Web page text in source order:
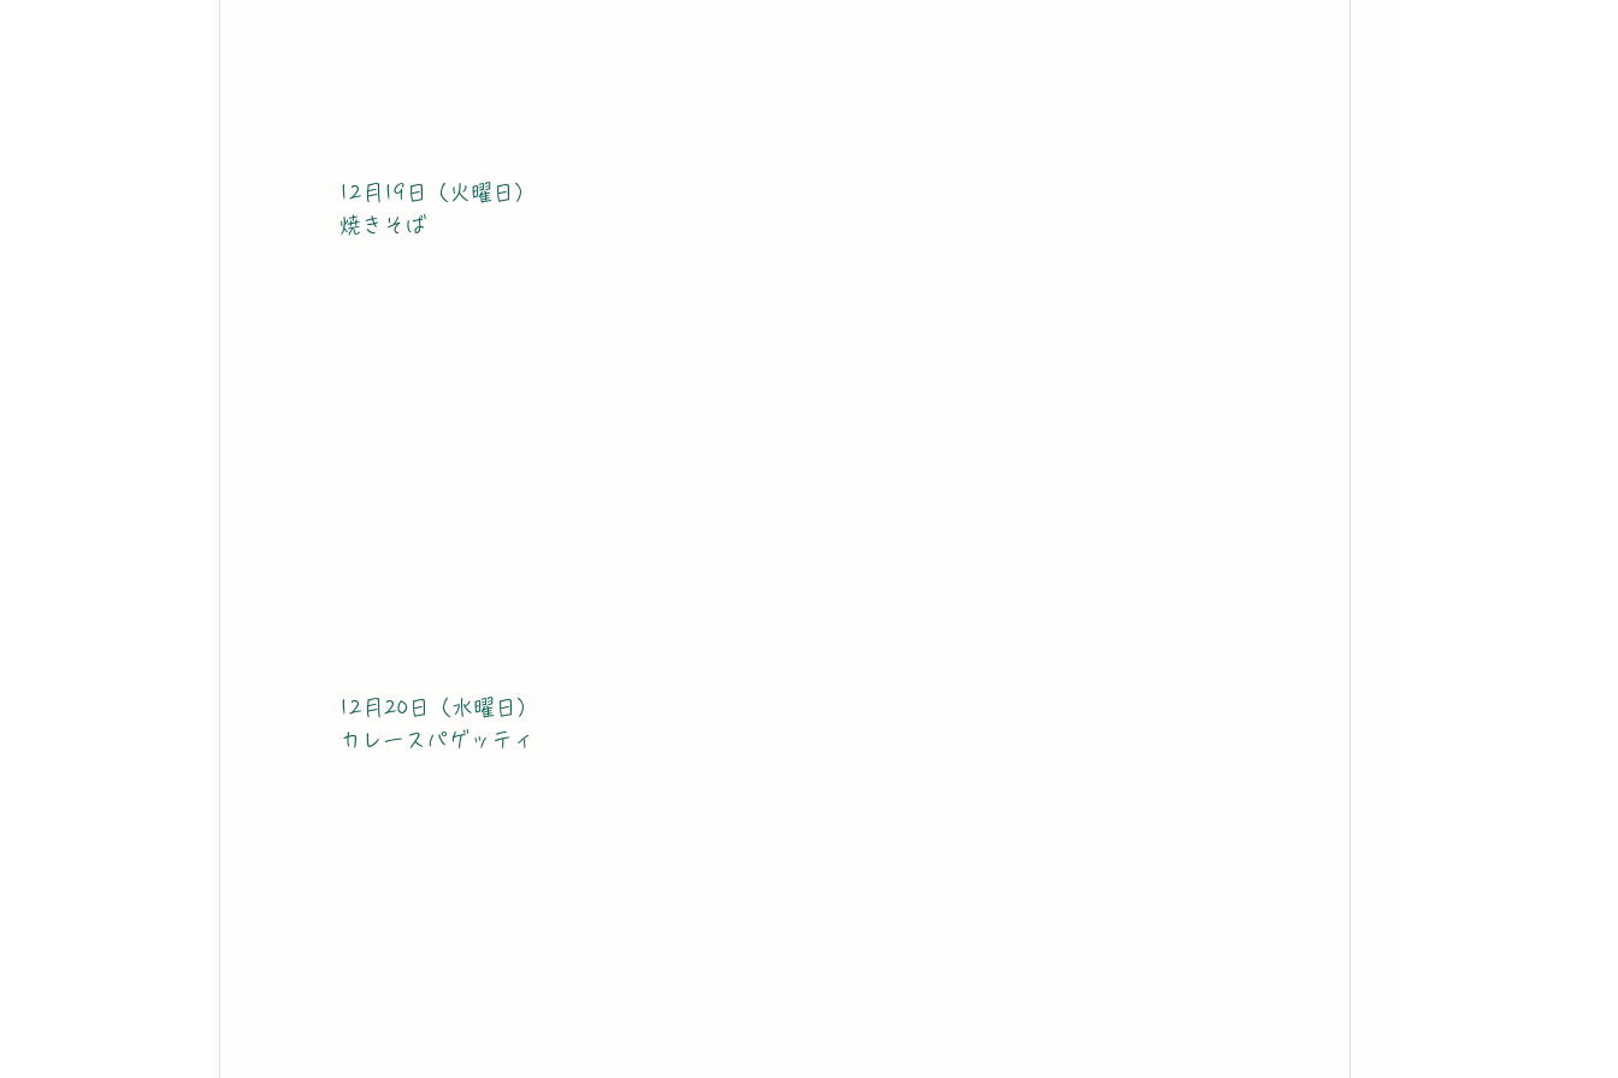
12月19日（火曜日）
焼きそば
12月20日（水曜日）
カレースパゲッティ